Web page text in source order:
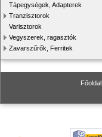
Tápegységek, Adapterek
Tranzisztorok
Varisztorok
Vegyszerek, ragasztók
Zavarszűrők, Ferritek
Főoldal